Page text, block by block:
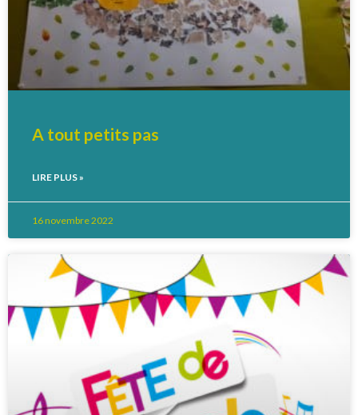
A tout petits pas
LIRE PLUS »
16 novembre 2022